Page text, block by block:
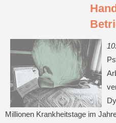
Millionen Krankheitstage im